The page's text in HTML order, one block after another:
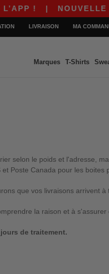
!|NOUVELLE APP
LIVRAISON MA
Marques T-Shirts
selon le poids et l'adresse,
Poste Canada pour les boites
que vos livraisons arrivent à
la raison et à s'assurer
de traitement.